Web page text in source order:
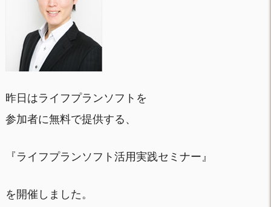
昨日はライフプランソフトを
参加者に無料で提供する、
『ライフプランソフト活用実践セミナー』
を開催しました。